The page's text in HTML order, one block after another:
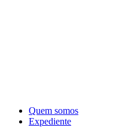
Quem somos
Expediente